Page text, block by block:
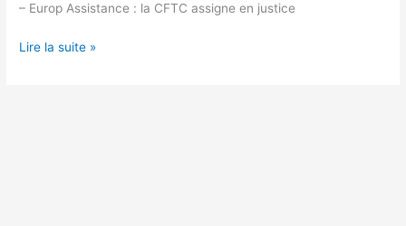
– Europ Assistance : la CFTC assigne en justice
Lire la suite »